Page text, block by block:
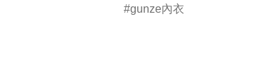
gunze內衣